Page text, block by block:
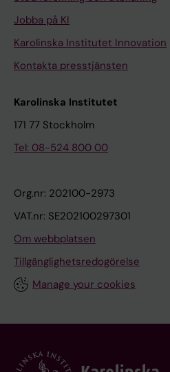
Jobba på KI
Karolinska Institutet Innovation
Kontakta presstjänsten
Karolinska Institutet
171 77 Stockholm
Tel: 08-524 800 00
Org.nr: 202100-2973
VAT.nr: SE202100297301
Om webbplatsen
Tillgänglighetsredogörelse
Manage your cookies